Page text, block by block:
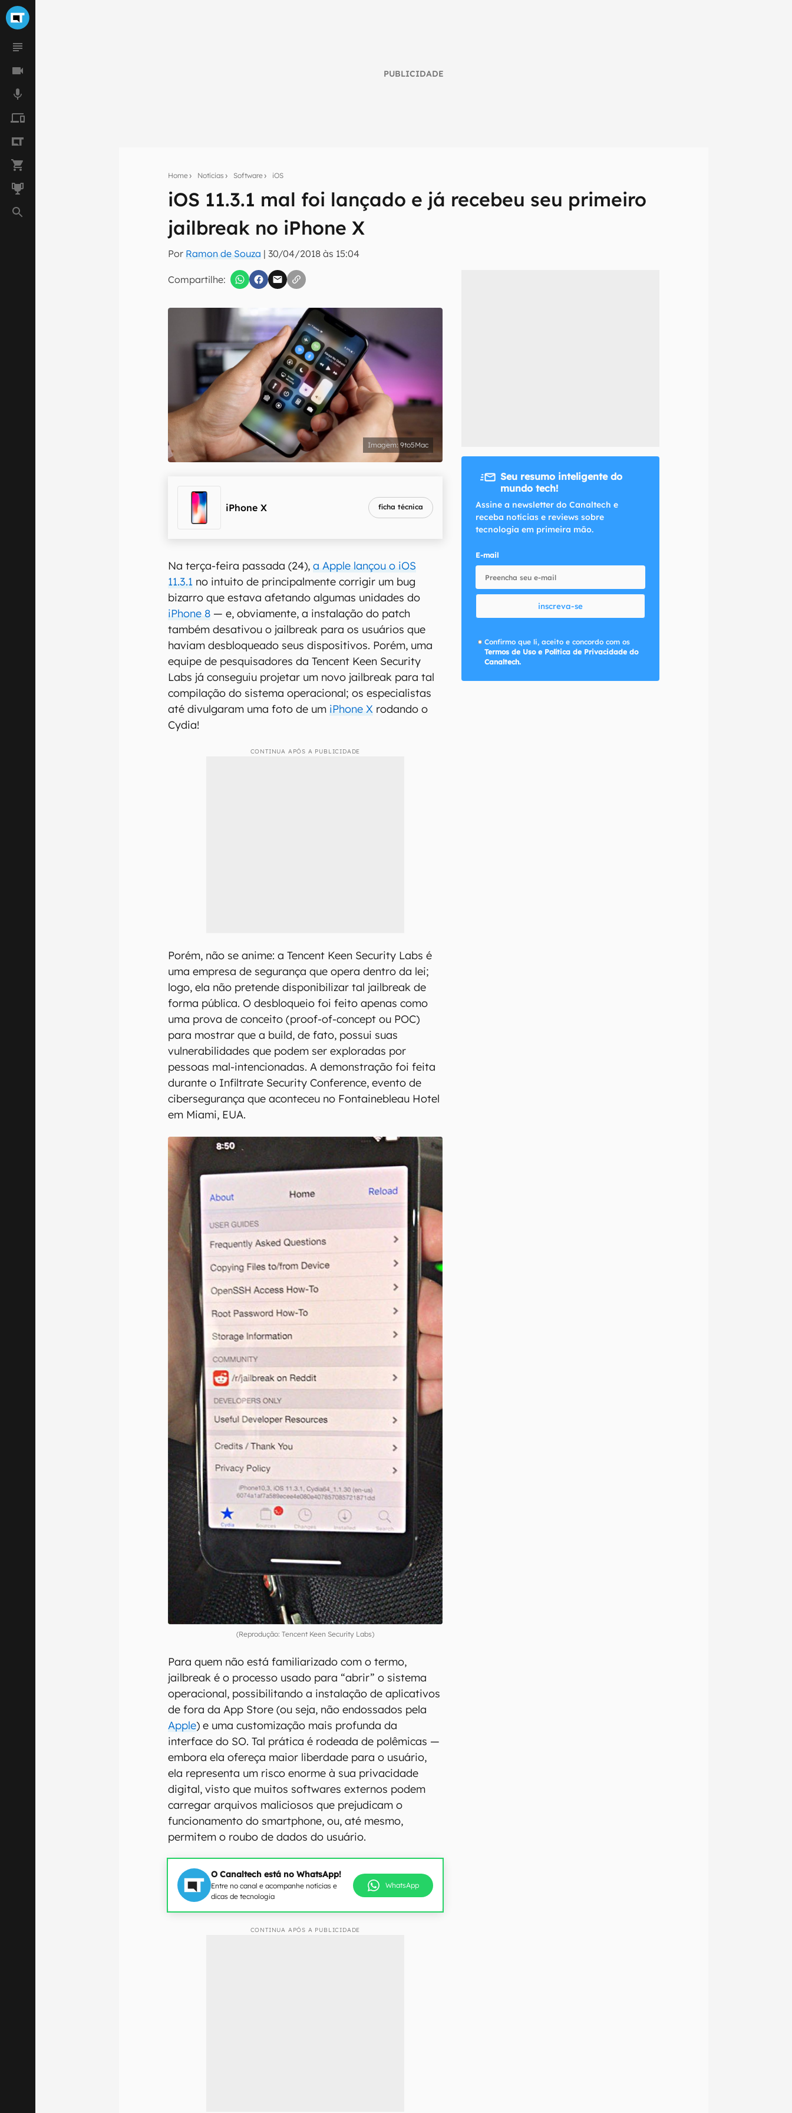
PUBLICIDADE
Home Notícias Software iOS
iOS 11.3.1 mal foi lançado e já recebeu seu primeiro
jailbreak no iPhone X
Por Ramon de Souza |30/04/2018 às 15:04
Compartilhe:
Seu resumo inteligente do mundo tech!
Assine a newsletter do Canaltech e receba notícias e reviews sobre tecnologia em primeira
Confirmo que li, aceito e concordo com os Termos de Uso e Política de Privacidade do Canaltech.
9to5Mac
iPhone X ficha técnica
Na terça-feira passada (24),a Apple lançou o iOS
11.3.1 no intuito de principalmente corrigir um bug
bizarro que estava afetando algumas unidades do
iPhone 8 — e, obviamente, a instalação do patch
também desativou o jailbreak para os usuários que
haviam desbloqueado seus dispositivos. Porém, uma
equipe de pesquisadores da Tencent Keen Security
Labs já conseguiu projetar um novo jailbreak para tal
compilação do sistema operacional; os especialistas
até divulgaram uma foto de um iPhone X rodando o
Cydia!
CONTINUA APÓS A PUBLICIDADE
Porém, não se anime: a Tencent Keen Security Labs é
uma empresa de segurança que opera dentro da lei;
logo, ela não pretende disponibilizar tal jailbreak de
forma pública. O desbloqueio foi feito apenas como
uma prova de conceito (proof-of-concept ou POC)
para mostrar que a build, de fato, possui suas
vulnerabilidades que podem ser exploradas por
pessoas mal-intencionadas. A demonstração foi feita
durante o Infiltrate Security Conference, evento de
cibersegurança que aconteceu no Fontainebleau Hotel
em Miami, EUA.
(Reprodução: Tencent Keen Security Labs)
Para quem não está familiarizado com o termo,
jailbreak é o processo usado para “abrir” o sistema
operacional, possibilitando a instalação de aplicativos
de fora da App Store (ou seja, não endossados pela
Apple) e uma customização mais profunda da
interface do SO. Tal prática é rodeada de polêmicas —
embora ela ofereça maior liberdade para o usuário,
ela representa um risco enorme à sua privacidade
digital, visto que muitos softwares externos podem
carregar arquivos maliciosos que prejudicam o
funcionamento do smartphone, ou, até mesmo,
permitem o roubo de dados do usuário.
O Canaltech está no WhatsApp!
Entre no canal e acompanhe notícias e
dicas de tecnologia
WhatsApp
CONTINUA APÓS A PUBLICIDADE
Seu resumo inteligente do
mundo tech!
Assine a newsletter do Canaltech e
receba notícias e reviews sobre
tecnologia em primeira mão.
E-mail
inscreva-se
Confirmo que li, aceito e concordo com os
Termos de Uso e Política de Privacidade do
Canaltech.